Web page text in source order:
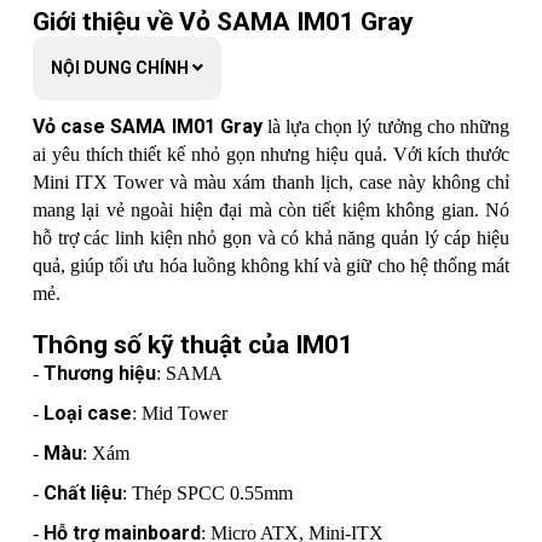
Hệ thống làm
mát ( Quạt )
(Hỗ trợ tản nước 240mm)
Quạt dưới: 2x12cm (Chưa kèm theo)
Chiều dài tối đa
GPU
335mm (245mm nếu nguồn ATX lắp
dọc)
Chiều cao tối đa
tản nhiệt CPU
155mm (88mm đối với VGA dựng
dọc)
Kích cỡ 391(L)×185(W)×303(H)mm
Giới thiệu về Vỏ SAMA IM01 Gray
NỘI DUNG CHÍNH
Vỏ case SAMA IM01 Graylà lựa chọn lý tưởng cho những
ai yêu thích thiết kế nhỏ gọn nhưng hiệu quả. Với kích thước
Mini ITX Tower và màu xám thanh lịch, case này không chỉ
mang lại vẻ ngoài hiện đại mà còn tiết kiệm không gian. Nó
hỗ trợ các linh kiện nhỏ gọn và có khả năng quản lý cáp hiệu
quả, giúp tối ưu hóa luồng không khí và giữ cho hệ thống mát
mẻ.
Thông số kỹ thuật của IM01
- Thương hiệu: SAMA
- Loại case: Mid Tower
- Màu: Xám
- Chất liệu: Thép SPCC 0.55mm
- Hỗ trợ mainboard: Micro ATX, Mini-ITX